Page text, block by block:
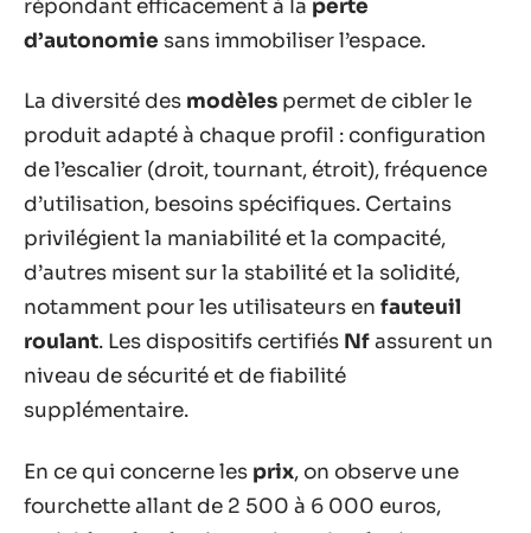
répondant efficacement à la perte
d’autonomie sans immobiliser l’espace.
La diversité des modèles permet de cibler le
produit adapté à chaque profil : configuration
de l’escalier (droit, tournant, étroit), fréquence
d’utilisation, besoins spécifiques. Certains
privilégient la maniabilité et la compacité,
d’autres misent sur la stabilité et la solidité,
notamment pour les utilisateurs en fauteuil
roulant. Les dispositifs certifiés Nfassurent un
niveau de sécurité et de fiabilité
supplémentaire.
En ce qui concerne les prix, on observe une
fourchette allant de 2 500 à 6 000 euros,